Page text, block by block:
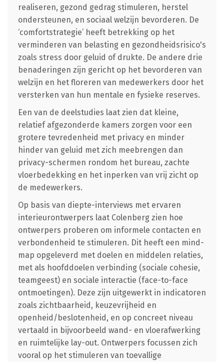
realiseren, gezond gedrag stimuleren, herstel
ondersteunen, en sociaal welzijn bevorderen. De
‘comfortstrategie’ heeft betrekking op het
verminderen van belasting en gezondheidsrisico's
zoals stress door geluid of drukte. De andere drie
benaderingen zijn gericht op het bevorderen van
welzijn en het floreren van medewerkers door het
versterken van hun mentale en fysieke reserves.
Een van de deelstudies laat zien dat kleine,
relatief afgezonderde kamers zorgen voor een
grotere tevredenheid met privacy en minder
hinder van geluid met zich meebrengen dan
privacy-schermen rondom het bureau, zachte
vloerbedekking en het inperken van vrij zicht op
de medewerkers.
Op basis van diepte-interviews met ervaren
interieurontwerpers laat Colenberg zien hoe
ontwerpers proberen om informele contacten en
verbondenheid te stimuleren. Dit heeft een mind-
map opgeleverd met doelen en middelen relaties,
met als hoofddoelen verbinding (sociale cohesie,
teamgeest) en sociale interactie (face-to-face
ontmoetingen). Deze zijn uitgewerkt in indicatoren
zoals zichtbaarheid, keuzevrijheid en
openheid/beslotenheid, en op concreet niveau
vertaald in bijvoorbeeld wand- en vloerafwerking
en ruimtelijke lay-out. Ontwerpers focussen zich
vooral op het stimuleren van toevallige